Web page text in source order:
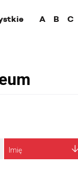
A B C
Imię